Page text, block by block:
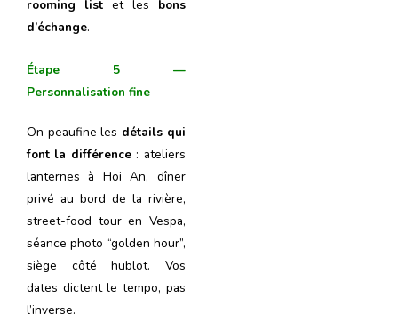
rooming listet les bons
d’échange.
Étape 5 —
Personnalisation fine
On peaufine les détails qui
font la différence: ateliers
lanternes à Hoi An, dîner
privé au bord de la rivière,
street-food tour en Vespa,
séance photo “golden hour”,
siège côté hublot. Vos
dates dictent le tempo, pas
l’inverse.